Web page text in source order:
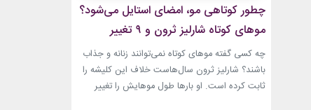
چطور کوتاهی مو، امضای استایل می‌شود؟
موهای کوتاه شارلیز ثرون و ۹ تغییر
جسورانه
چه کسی گفته موهای کوتاه نمی‌توانند زنانه و جذاب
باشند؟ شارلیز ثرون سال‌هاست خلاف این کلیشه را
ثابت کرده است. او بارها طول موهایش را تغییر